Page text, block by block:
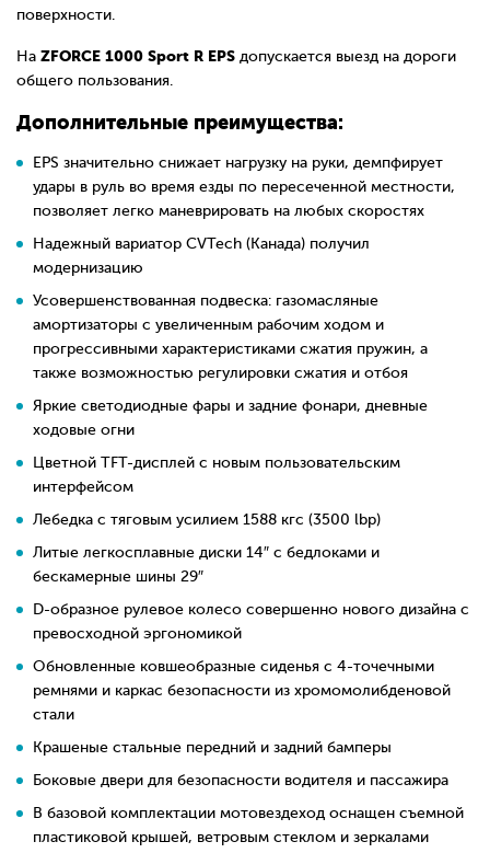
поверхности.
На ZFORCE 1000 Sport R EPS допускается выезд на дороги
общего пользования.
Дополнительные преимущества:
EPS значительно снижает нагрузку на руки, демпфирует
удары в руль во время езды по пересеченной местности,
позволяет легко маневрировать на любых скоростях
Надежный вариатор CVTech (Канада) получил
модернизацию
Усовершенствованная подвеска: газомасляные
амортизаторы с увеличенным рабочим ходом и
прогрессивными характеристиками сжатия пружин, а
также возможностью регулировки сжатия и отбоя
Яркие светодиодные фары и задние фонари, дневные
ходовые огни
Цветной TFT-дисплей с новым пользовательским
интерфейсом
Лебедка с тяговым усилием 1588 кгс (3500 lbp)
Литые легкосплавные диски 14″ с бедлоками и
бескамерные шины 29″
D-образное рулевое колесо совершенно нового дизайна с
превосходной эргономикой
Обновленные ковшеобразные сиденья с 4-точечными
ремнями и каркас безопасности из хромомолибденовой
стали
Крашеные стальные передний и задний бамперы
Боковые двери для безопасности водителя и пассажира
В базовой комплектации мотовездеход оснащен съемной
пластиковой крышей, ветровым стеклом и зеркалами